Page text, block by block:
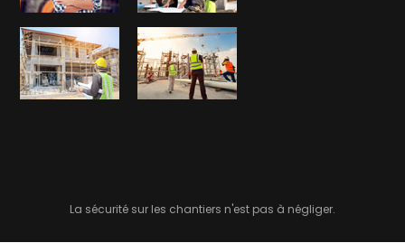
La sécurité sur les chantiers n'est pas à négliger.